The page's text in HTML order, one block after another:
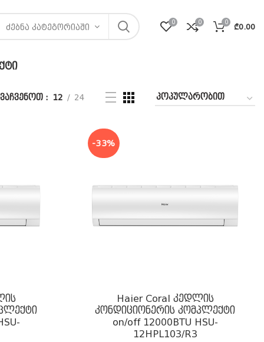
ᲫᲔᲑᲜᲐ ᲙᲐᲢᲔᲒᲝᲠᲘᲐᲨᲘ
0 0 0 ₾0.00
ვაჩვენოთ 12 24
-33%
Haier Coral კედლის
კონდიციონერის კომპლექტი
on/off 12000BTU HSU-
12HPL103/R3